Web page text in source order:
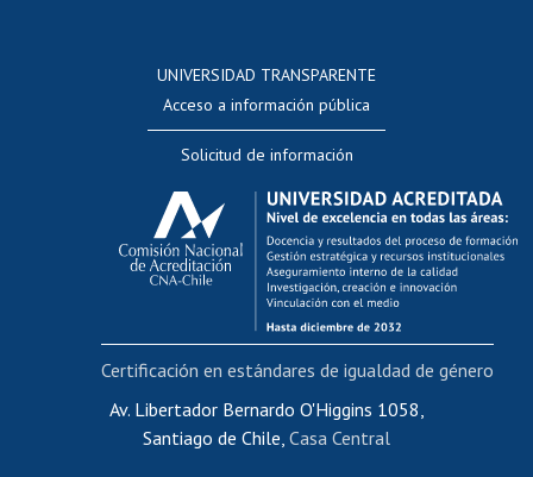
Evaluación docente
Calificación académica
Postulación al AUCAI
Funcionarias/os
Cursos internos de capacitación
Bienestar del personal
Portal de movilidad interna
Certificado de renta
Certificado de renta honorarios
UNIVERSIDAD TRANSPARENTE
Acceso a información pública
Solicitud de información
Av. Libertador Bernardo O'Higgins 1058,
Santiago de Chile, Casa Central
Certificación en estándares de igualdad de género